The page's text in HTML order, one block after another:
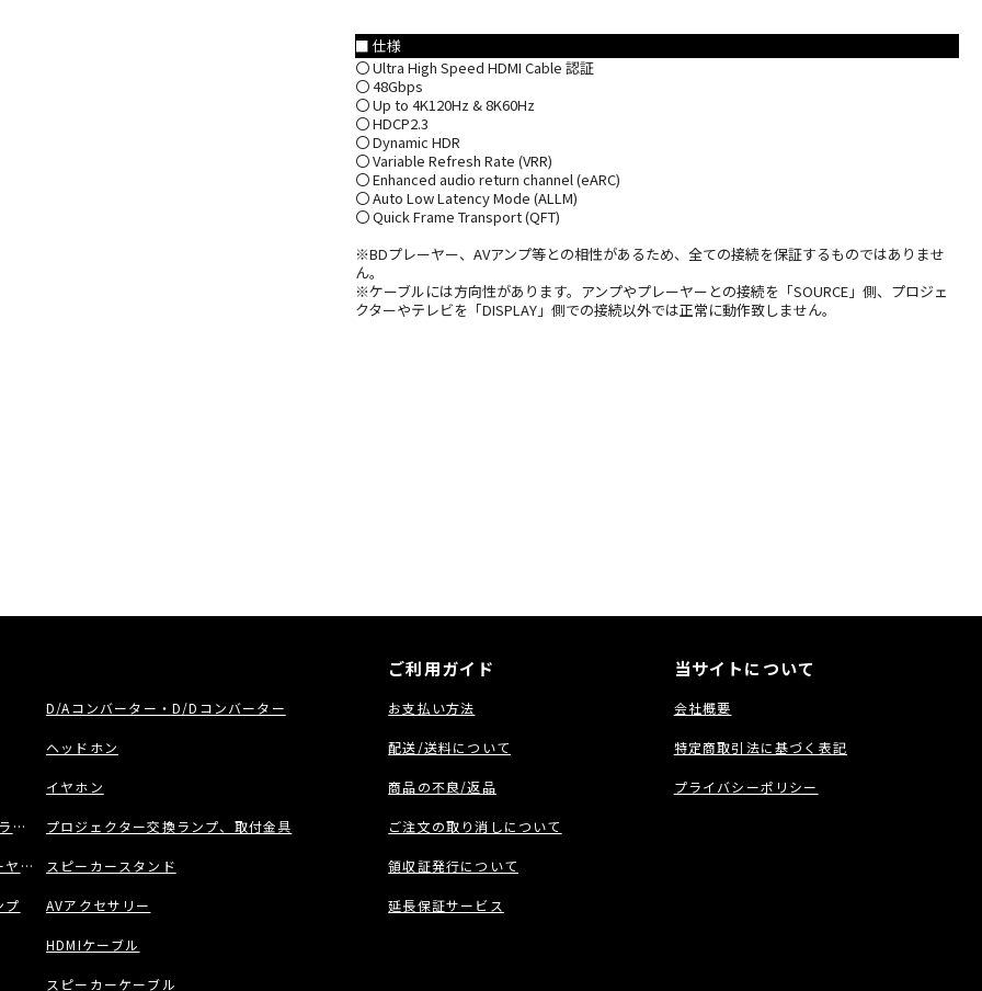
■ 仕様
〇 Ultra High Speed HDMI Cable 認証
〇 48Gbps
〇 Up to 4K120Hz & 8K60Hz
〇 HDCP2.3
〇 Dynamic HDR
〇 Variable Refresh Rate (VRR)
〇 Enhanced audio return channel (eARC)
〇 Auto Low Latency Mode (ALLM)
〇 Quick Frame Transport (QFT)
※BDプレーヤー、AVアンプ等との相性があるため、全ての接続を保証するものではありませ
ん。
※ケーブルには方向性があります。アンプやプレーヤーとの接続を「SOURCE」側、プロジェ
クターやテレビを「DISPLAY」側での接続以外では正常に動作致しません。
ック
ー/ネットワーク機能付きCDプレーヤー
プ
D/Aコンバーター・D/Dコンバーター
ヘッドホン
イヤホン
プロジェクター交換ランプ、取付金具
スピーカースタンド
AVアクセサリー
HDMIケーブル
スピーカーケーブル
ご利用ガイド
お支払い方法
配送/送料について
商品の不良/返品
ご注文の取り消しについて
領収証発行について
延長保証サービス
当サイトについて
会社概要
特定商取引法に基づく表記
プライバシーポリシー